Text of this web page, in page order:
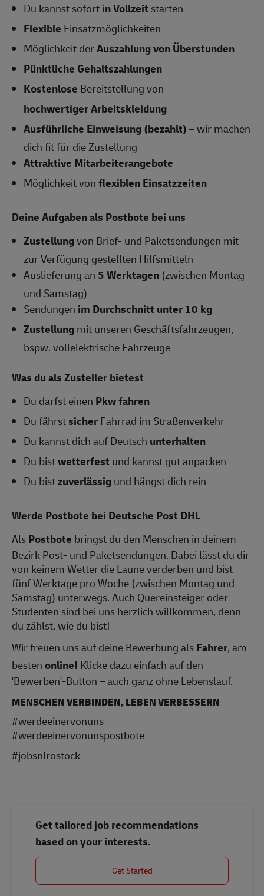
Du kannst sofortin Vollzeit starten
Flexible Einsatzmöglichkeiten
Möglichkeit derAuszahlung von Überstunden
Pünktliche Gehaltszahlungen
Kostenlose Bereitstellung von
hochwertiger Arbeitskleidung
Ausführliche Einweisung (bezahlt)– wir machen
dich fit für die Zustellung
Attraktive Mitarbeiterangebote
Möglichkeit vonflexiblen Einsatzzeiten
Deine Aufgaben als Postbote bei uns
Zustellungvon Brief- und Paketsendungen mit
zur Verfügung gestellten Hilfsmitteln
Auslieferung an5 Werktagen (zwischen Montag
und Samstag)
Sendungen im Durchschnitt unter 10 kg
Zustellungmit unseren Geschäftsfahrzeugen,
bspw. vollelektrische Fahrzeuge
Was du als Zusteller bietest
Du darfst einen Pkw fahren
Du fährstsicherFahrrad im Straßenverkehr
Du kannst dich auf Deutsch unterhalten
Du bistwetterfest und kannst gut anpacken
Du bistzuverlässigund hängst dich rein
Werde Postbote bei Deutsche Post DHL
AlsPostbote bringst du den Menschen in deinem
Bezirk Post- und Paketsendungen. Dabei lässt du dir
von keinem Wetter die Laune verderben und bist
fünf Werktage pro Woche (zwischen Montag und
Samstag) unterwegs. Auch Quereinsteiger oder
Studenten sind bei uns herzlich willkommen, denn
du zählst, wie du bist!
Wir freuen uns auf deine Bewerbung alsFahrer, am
bestenonline! Klicke dazu einfach auf den
'Bewerben'-Button – auch ganz ohne Lebenslauf.
MENSCHEN VERBINDEN, LEBEN VERBESSERN
#werdeeinervonuns
#werdeeinervonunspostbote
#jobsnlrostock
Get tailored job recommendations
based on your interests.
Get Started